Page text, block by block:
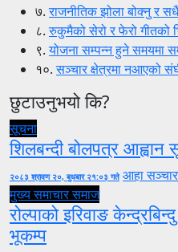
७.राजनीतिक झोला बोक्नु र
८.रुकुमैको सेरो र फेरो गीतको
९.योजना सम्पन्न हुने समयमा
१०.सञ्चार क्षेत्रमा नआएको
छुटाउनुभयो कि?
सूचना
शिलबन्दी बोलपत्र आह्वान
२०८३ श्रावण २०, बुधबार २१:०३ गते आहा सञ्चार
मुख्य समाचारसमाज
रोल्पाको इरिवाङ
भूकम्प